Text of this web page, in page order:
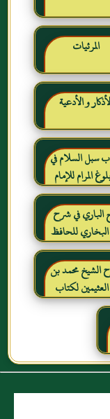
المرئيات
و الأدعية
سبل السلام في
المرام للإمام
رحمه الله
الباري في شرح
للحافظ
العسقلاني
الشيخ محمد بن
لكتاب
للإمام
الله تعالى